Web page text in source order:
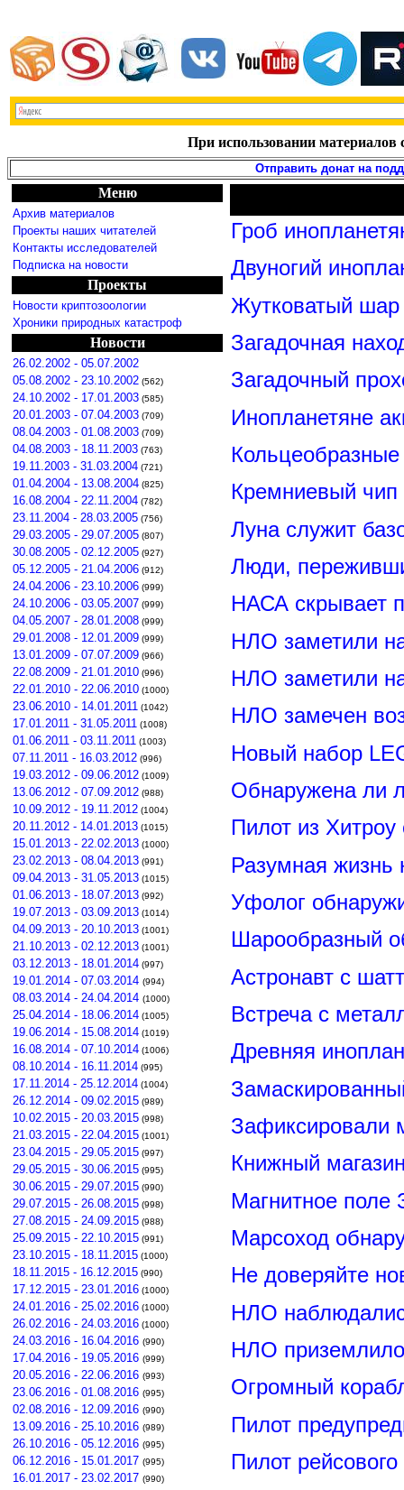
При использовании материалов
Отправить донат на
Меню
Архив материалов
Проекты наших читателей
Контакты исследователей
Подписка на новости
Проекты
Новости криптозоологии
Хроники природных катастроф
Новости
26.02.2002 - 05.07.2002
05.08.2002 - 23.10.2002 (562)
24.10.2002 - 17.01.2003 (585)
20.01.2003 - 07.04.2003 (709)
08.04.2003 - 01.08.2003 (709)
04.08.2003 - 18.11.2003 (763)
19.11.2003 - 31.03.2004 (721)
01.04.2004 - 13.08.2004 (825)
16.08.2004 - 22.11.2004 (782)
23.11.2004 - 28.03.2005 (756)
29.03.2005 - 29.07.2005 (807)
30.08.2005 - 02.12.2005 (927)
05.12.2005 - 21.04.2006 (912)
24.04.2006 - 23.10.2006 (999)
24.10.2006 - 03.05.2007 (999)
04.05.2007 - 28.01.2008 (999)
29.01.2008 - 12.01.2009 (999)
13.01.2009 - 07.07.2009 (966)
22.08.2009 - 21.01.2010 (996)
22.01.2010 - 22.06.2010 (1000)
23.06.2010 - 14.01.2011 (1042)
17.01.2011 - 31.05.2011 (1008)
01.06.2011 - 03.11.2011 (1003)
07.11.2011 - 16.03.2012 (996)
19.03.2012 - 09.06.2012 (1009)
13.06.2012 - 07.09.2012 (988)
10.09.2012 - 19.11.2012 (1004)
20.11.2012 - 14.01.2013 (1015)
15.01.2013 - 22.02.2013 (1000)
23.02.2013 - 08.04.2013 (991)
09.04.2013 - 31.05.2013 (1015)
01.06.2013 - 18.07.2013 (992)
19.07.2013 - 03.09.2013 (1014)
04.09.2013 - 20.10.2013 (1001)
21.10.2013 - 02.12.2013 (1001)
03.12.2013 - 18.01.2014 (997)
19.01.2014 - 07.03.2014 (994)
08.03.2014 - 24.04.2014 (1000)
25.04.2014 - 18.06.2014 (1005)
19.06.2014 - 15.08.2014 (1019)
16.08.2014 - 07.10.2014 (1006)
08.10.2014 - 16.11.2014 (995)
17.11.2014 - 25.12.2014 (1004)
26.12.2014 - 09.02.2015 (989)
10.02.2015 - 20.03.2015 (998)
21.03.2015 - 22.04.2015 (1001)
23.04.2015 - 29.05.2015 (997)
29.05.2015 - 30.06.2015 (995)
30.06.2015 - 29.07.2015 (990)
29.07.2015 - 26.08.2015 (998)
27.08.2015 - 24.09.2015 (988)
25.09.2015 - 22.10.2015 (991)
23.10.2015 - 18.11.2015 (1000)
18.11.2015 - 16.12.2015 (990)
17.12.2015 - 23.01.2016 (1000)
24.01.2016 - 25.02.2016 (1000)
26.02.2016 - 24.03.2016 (1000)
24.03.2016 - 16.04.2016 (990)
17.04.2016 - 19.05.2016 (999)
20.05.2016 - 22.06.2016 (993)
23.06.2016 - 01.08.2016 (995)
02.08.2016 - 12.09.2016 (990)
13.09.2016 - 25.10.2016 (989)
26.10.2016 - 05.12.2016 (995)
06.12.2016 - 15.01.2017 (995)
16.01.2017 - 23.02.2017 (990)
Гроб
Двуногий
Жутковатый шар
Загадочная
Загадочный
Инопланетяне
Кремниевый
Луна служит
Люди,
НАСА скрывает
НЛО заметили
НЛО заметили
НЛО замечен
Новый набор
Обнаружена ли
Пилот из
Разумная
Уфолог
Шарообразный
Астронавт с
Встреча с
Древняя
Зафиксировали
Книжный
Магнитное поле
Марсоход
Не доверяйте
НЛО
НЛО
Огромный
Пилот
Пилот